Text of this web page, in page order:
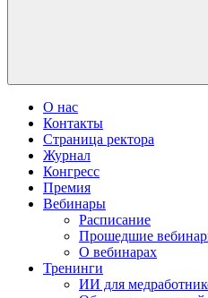
О нас
Контакты
Страница ректора
Журнал
Конгресс
Премия
Вебинары
Расписание
Прошедшие
О вебинарах
Тренинги
ИИ для